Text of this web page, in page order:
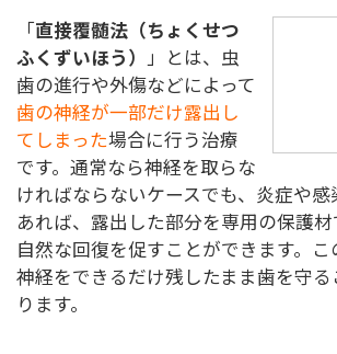
「直接覆髄法（ちょくせつ
ふくずいほう） 」とは、虫
歯の進行や外傷などによって
歯の神経が一部だけ露出し
てしまった場合に行う治療
です。通常なら神経を取らな
ければならないケースでも、炎症や
あれば、露出した部分を専用の保護
自然な回復を促すことができます。こ
神経をできるだけ残したまま歯を守
ります。